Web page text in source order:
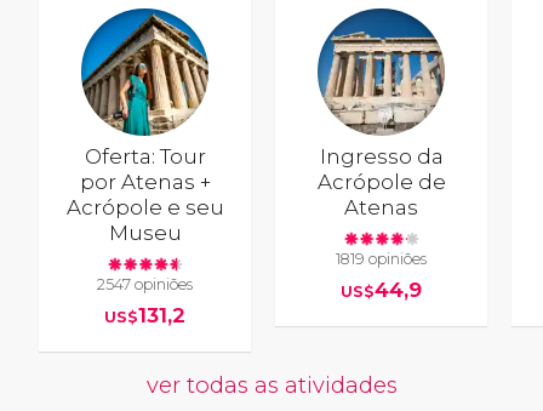
Oferta: Tour
por Atenas +
Acrópole e seu
Museu
2547 opiniões
US$131,2
Ingresso da
Acrópole de
Atenas
1819 opiniões
US$44,9
ver todas as atividades